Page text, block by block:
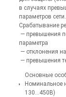
в случаях
параметров сети.
Срабатывание
— превышения
параметра
— отклонения
— превышения
Основные
Номинальное
130...450В)